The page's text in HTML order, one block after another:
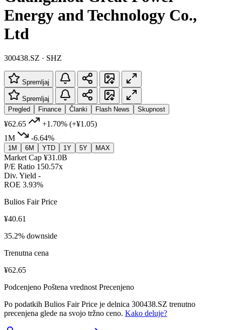
Energy and Technology Co.,
Ltd
300438.SZ · SHZ
Spremljaj
Spremljaj
Pregled
Finance Članki Flash News Skupnost
¥62.65 +1.70% (+¥1.05)
1M
-6.64%
1M 6M YTD 1Y 5Y MAX
Market Cap ¥31.0B
P/E Ratio 150.57x
Div. Yield -
ROE 3.93%
Bulios Fair Price
¥40.61
35.2% downside
Trenutna cena
¥62.65
Podcenjeno Poštena vrednost Precenjeno
Po podatkih Bulios Fair Price je delnica 300438.SZ trenutno
precenjena glede na svojo tržno ceno. Kako deluje?